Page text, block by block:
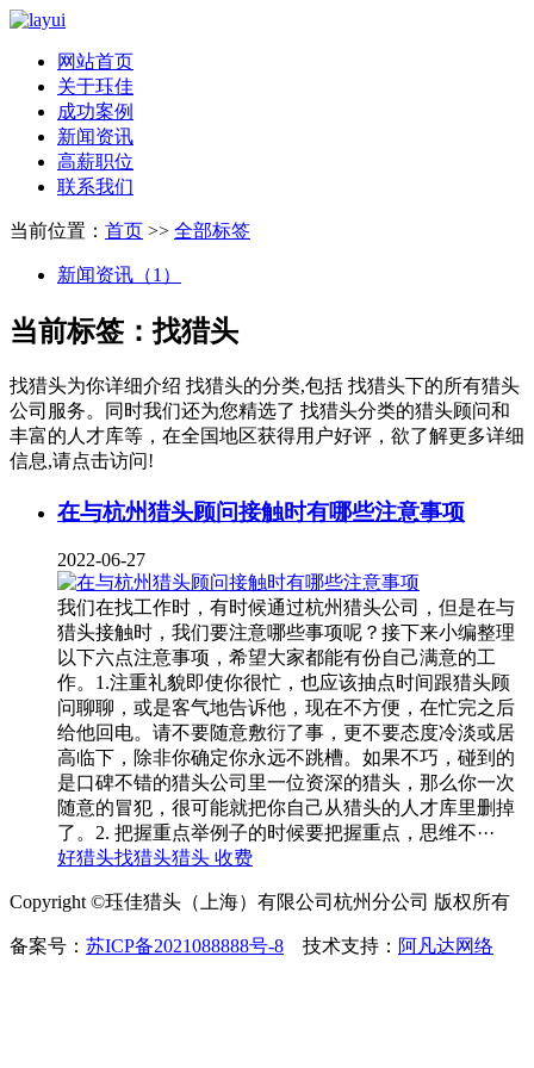
网站首页
关于珏佳
成功案例
新闻资讯
高薪职位
联系我们
当前位置： 首页 >> 全部标签
新闻资讯（1）
当前标签：找猎头
找猎头为你详细介绍 找猎头的分类,包括 找猎头下的所有猎头
公司服务。同时我们还为您精选了 找猎头分类的猎头顾问和
丰富的人才库等，在全国地区获得用户好评，欲了解更多详细
信息,请点击访问!
在与杭州猎头顾问接触时有哪些注意事项
2022-06-27
我们在找工作时，有时候通过杭州猎头公司，但是在与
猎头接触时，我们要注意哪些事项呢？接下来小编整理
以下六点注意事项，希望大家都能有份自己满意的工
作。1.注重礼貌即使你很忙，也应该抽点时间跟猎头顾
问聊聊，或是客气地告诉他，现在不方便，在忙完之后
给他回电。请不要随意敷衍了事，更不要态度冷淡或居
高临下，除非你确定你永远不跳槽。如果不巧，碰到的
是口碑不错的猎头公司里一位资深的猎头，那么你一次
随意的冒犯，很可能就把你自己从猎头的人才库里删掉
了。2. 把握重点举例子的时候要把握重点，思维不···
好猎头找猎头猎头 收费
Copyright ©珏佳猎头（上海）有限公司杭州分公司 版权所有
备案号： 苏ICP备2021088888号-8 技术支持： 阿凡达网络